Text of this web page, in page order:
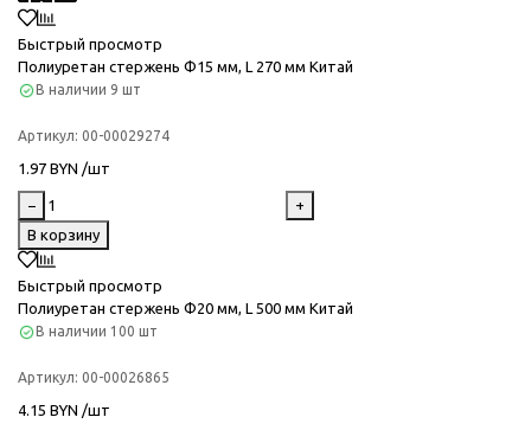
Быстрый просмотр
Полиуретан стержень Ф15 мм, L 270 мм Китай
В наличии 9 шт
Артикул: 00-00029274
1.97 BYN /шт
−
+
В корзину
Быстрый просмотр
Полиуретан стержень Ф20 мм, L 500 мм Китай
В наличии 100 шт
Артикул: 00-00026865
4.15 BYN /шт